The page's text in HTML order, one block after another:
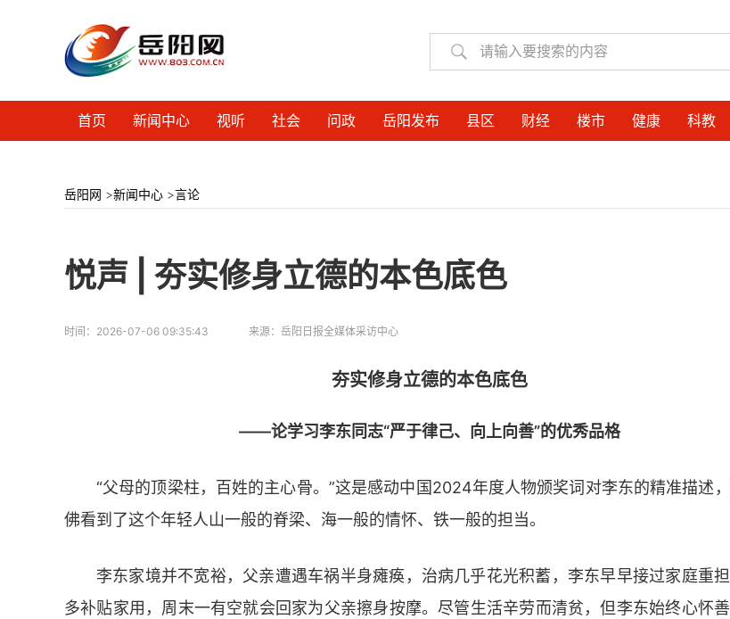
首页 新闻中心 视听 社会 问政 岳阳发布 县区 财经 楼市 健康 科教
岳阳网 >新闻中心 >言论
悦声 | 夯实修身立德的本色底色
时间： 2026-07-06 09:35:43 来源： 岳阳日报全媒体采访中心
夯实修身立德的本色底色
——论学习李东同志“严于律己、向上向善”的优秀品格
“父母的顶梁柱，百姓的主心骨。”这是感动中国2024年度人物颁奖词对李东的精准描述
佛看到了这个年轻人山一般的脊梁、海一般的情怀、铁一般的担当。
李东家境并不宽裕，父亲遭遇车祸半身瘫痪，治病几乎花光积蓄，李东早早接过家庭重
多补贴家用，周末一有空就会回家为父亲擦身按摩。尽管生活辛劳而清贫，但李东始终心怀